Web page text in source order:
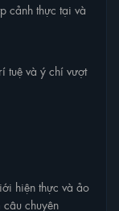
cảnh thực tại và
tuệ và ý chí vượt
hiện thực và ảo
câu chuyện